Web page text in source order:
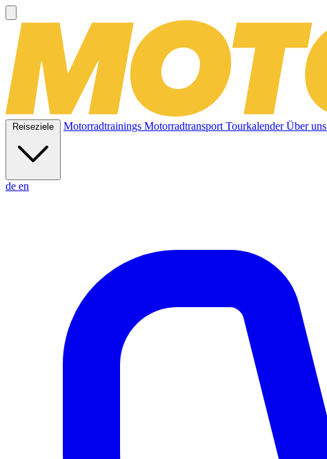
Reiseziele Motorradtrainings Motorradtransport TourkalenderÜber uns
de en